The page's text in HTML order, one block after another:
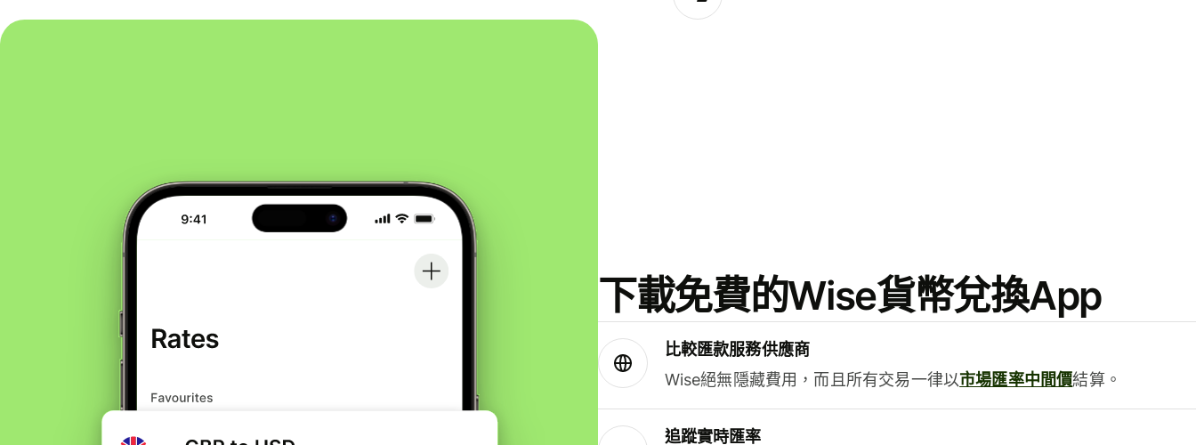
下載免費的Wise貨幣兌換App
比較匯款服務供應商
Wise絕無隱藏費用，而且所有交易一律以市場匯率中間價結算。
追蹤實時匯率